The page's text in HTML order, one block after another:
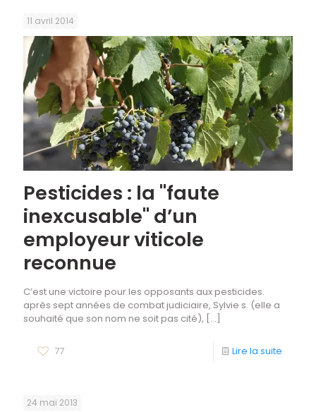
11 avril 2014
Pesticides : la "faute
inexcusable" d’un
employeur viticole
reconnue
C’est une victoire pour les opposants aux pesticides.
après sept années de combat judiciaire, Sylvie s. (elle a
souhaité que son nom ne soit pas cité), […]
77 Lire la suite
24 mai 2013